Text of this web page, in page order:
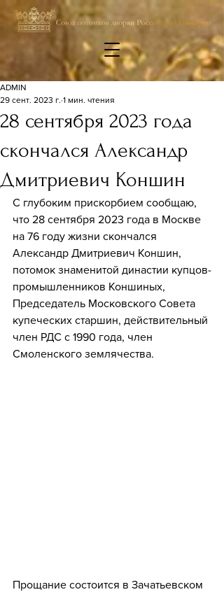
28 сентября 2023 года
скончался Александр
Дмитриевич Коншин
ADMIN
29 сент. 2023 г. 1 мин. чтения
С глубоким прискорбием сообщаю,
что 28 сентября 2023 года в Москве
на 76 году жизни скончался
Александр Дмитриевич Коншин,
потомок знаменитой династии купцов-
промышленников Коншиных,
Председатель Московского Совета
купеческих старшин, действительный
член РДС с 1990 года, член
Смоленского землячества.
Прощание состоится в Зачатьевском